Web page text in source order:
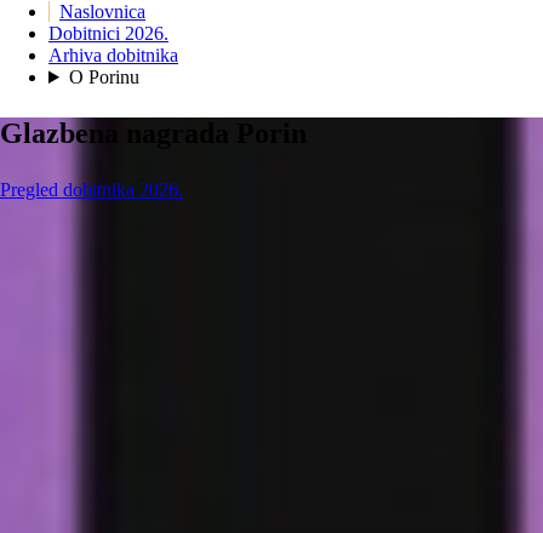
Naslovnica
Dobitnici 2026.
Arhiva dobitnika
O Porinu
Glazbena nagrada Porin
Pregled dobitnika 2026.